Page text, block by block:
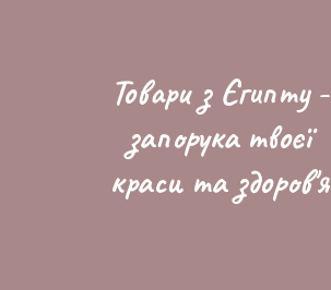
Товари з Єгипту -
запорука твоєї
краси та здоров'я